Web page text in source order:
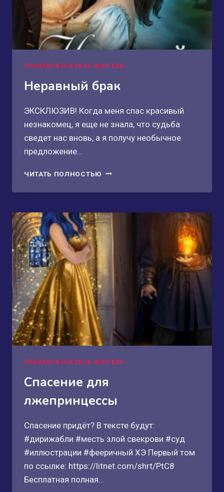
ПРИКЛЮЧЕНЧЕСКОЕ ФЭНТЕЗИ
Неравный брак
ЭКСКЛЮЗИВ! Когда меня спас красивый
незнакомец, я еще не знала, что судьба
сведет нас вновь, а я получу необычное
предложение…
ЧИТАТЬ ПОЛНОСТЬЮ НЕРАВНЫЙ
ПРИКЛЮЧЕНЧЕСКОЕ ФЭНТЕЗИ
Спасение для
лжепринцессы
Спасение придёт? В тексте будут:
#дирижабли #месть злой свекрови #суд
#иллюстрации #фееричный ХЭ Первый том
по ссылке: https://litnet.com/shrt/PtC8
Бесплатная полная…